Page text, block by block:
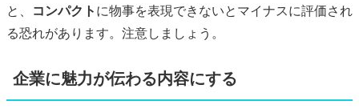
と、
コンパクト に物事を表現できないとマイナスに評価され
る恐れがあります。注意しましょう。
企業に魅力が伝わる内容にする